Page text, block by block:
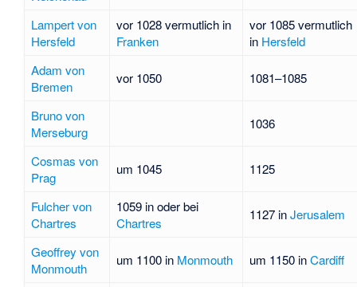
Lampert von
Hersfeld
vor 1028 vermutlich in
Franken
vor 1085 vermutlich
in Hersfeld
Adam von
Bremen
vor 1050 1081–1085
Bruno von
Merseburg
1036
Cosmas von
Prag
um 1045 1125
Fulcher von
Chartres
1059 in oder bei
Chartres
1127 inJerusalem
Geoffrey von
Monmouth
um 1100 in Monmouth um 1150 inCardiff